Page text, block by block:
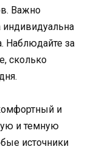
Важно
индивидуальна
Наблюдайте за
сколько
и
и темную
источники